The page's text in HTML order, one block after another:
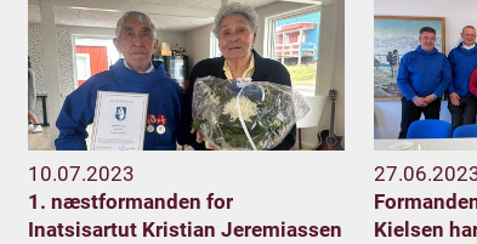
10.07.2023
1. næstformanden for
Inatsisartut Kristian Jeremiassen
Kielsen